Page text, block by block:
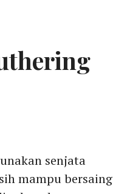
senjata
mampu bersaing